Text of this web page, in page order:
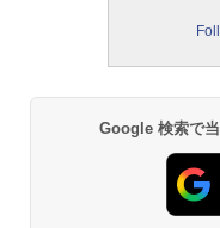
Google 検索で